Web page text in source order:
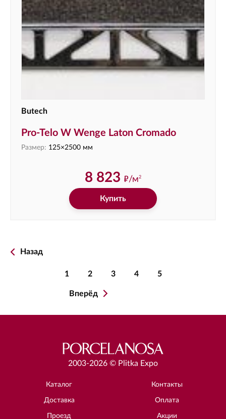
Butech
Pro-Telo W Wenge Laton Cromado
Размер: 125×2500 мм
8 823 ф/м2
Купить
Назад
1 2 3 4 5
Вперёд
2003-2026 © Plitka Expo
Каталог Контакты
Доставка Оплата
Проезд Акции